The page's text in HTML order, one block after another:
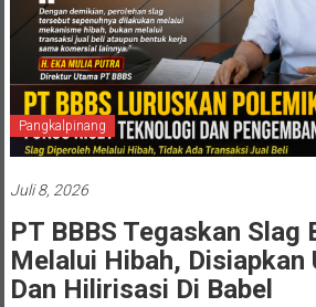
Pangkalpinang
Juli 8, 2026
PT BBBS Tegaskan Slag
Melalui Hibah, Disiapkan
Dan Hilirisasi Di Babel